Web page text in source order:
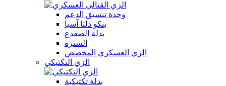
وحدة تنسيق الدعم
بنكو دلتا آسيا
بدلة الضفدع
السترة
الزي العسكري المخصص
الزي التكتيكي
بدلة تكتيكية